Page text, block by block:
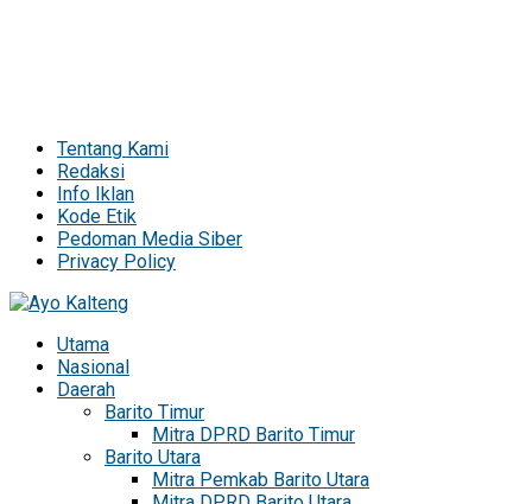
Tentang Kami
Redaksi
Info Iklan
Kode Etik
Pedoman Media Siber
Privacy Policy
Utama
Nasional
Daerah
Barito Timur
Mitra DPRD Barito Timur
Barito Utara
Mitra Pemkab Barito Utara